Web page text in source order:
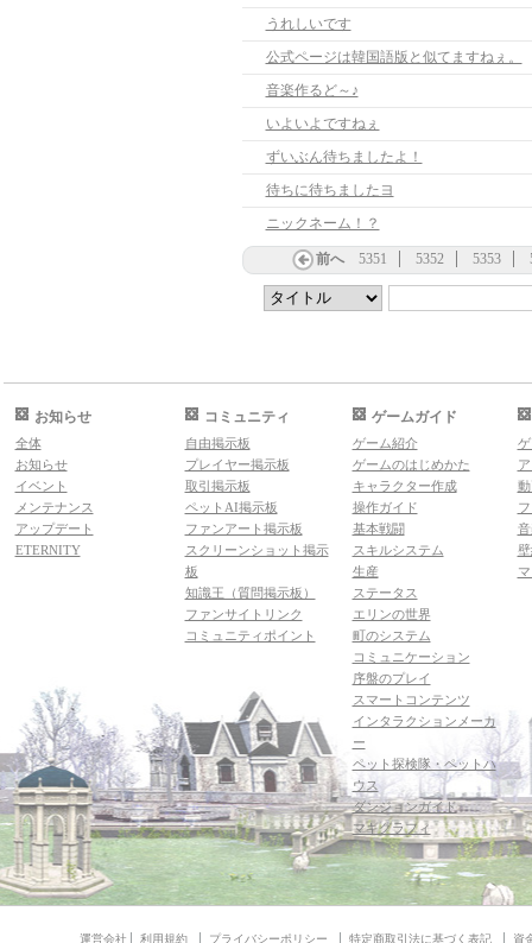
うれしいです
公式ページは韓国語版と似てますねぇ。
音楽作るど～♪
いよいよですねぇ
ずいぶん待ちましたよ！
待ちに待ちましたヨ
ニックネーム！？
前へ 5351 5352 5353
お知らせ
全体
お知らせ
イベント
メンテナンス
アップデート
ETERNITY
コミュニティ
自由掲示板
プレイヤー掲示板
取引掲示板
ペットAI掲示板
ファンアート掲示板
スクリーンショット掲示
板
知識王（質問掲示板）
ファンサイトリンク
コミュニティポイント
ゲームガイド
ゲーム紹介
ゲームのはじめかた
キャラクター作成
操作ガイド
基本戦闘
スキルシステム
生産
ステータス
エリンの世界
町のシステム
コミュニケーション
序盤のプレイ
スマートコンテンツ
インタラクションメーカ
ー
ペット探検隊・ペットハ
ウス
ダンジョンガイド
マギグラフィ
運営会社 利用規約 プライバシーポリシー 特定商取引法に基づく表記 資